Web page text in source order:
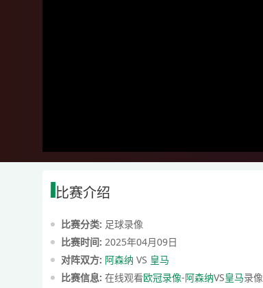
比赛介绍
比赛分类: 足球录像
比赛时间: 2025年04月09日
对阵双方: 阿森纳 VS 皇马
比赛信息: 在线观看欧冠录像-阿森纳VS皇马录